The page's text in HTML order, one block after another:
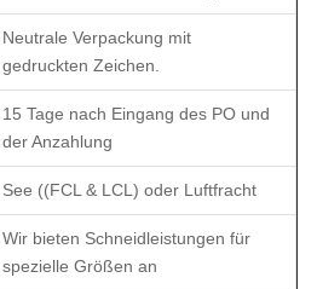
Neutrale Verpackung mit
gedruckten Zeichen.
15 Tage nach Eingang des PO und
der Anzahlung
See ((FCL & LCL) oder Luftfracht
Wir bieten Schneidleistungen für
spezielle Größen an